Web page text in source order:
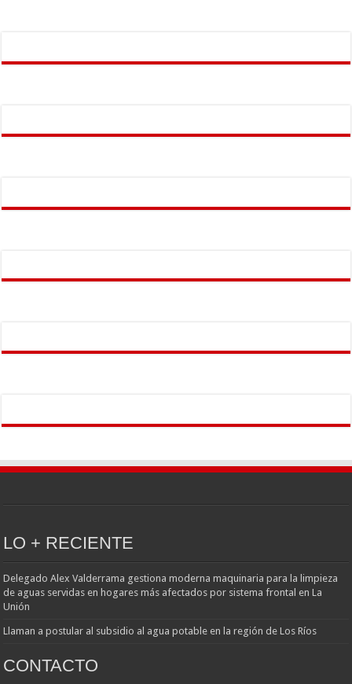
LO + RECIENTE
Delegado Alex Valderrama gestiona moderna maquinaria para la limpieza
de aguas servidas en hogares más afectados por sistema frontal en La
Unión
Llaman a postular al subsidio al agua potable en la región de Los Ríos
CONTACTO